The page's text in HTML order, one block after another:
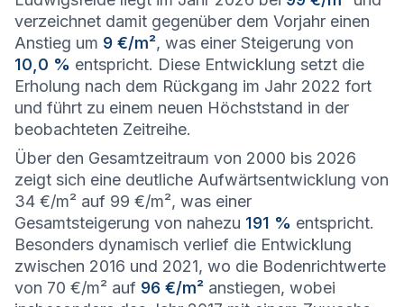
verzeichnet damit gegenüber dem Vorjahr einen
Anstieg um 9 €/m², was einer Steigerung von
10,0 % entspricht. Diese Entwicklung setzt die
Erholung nach dem Rückgang im Jahr 2022 fort
und führt zu einem neuen Höchststand in der
beobachteten Zeitreihe.
Über den Gesamtzeitraum von 2000 bis 2026
zeigt sich eine deutliche Aufwärtsentwicklung von
34 €/m² auf 99 €/m², was einer
Gesamtsteigerung von nahezu 191 % entspricht.
Besonders dynamisch verlief die Entwicklung
zwischen 2016 und 2021, wo die Bodenrichtwerte
von 70 €/m² auf 96 €/m² anstiegen, wobei